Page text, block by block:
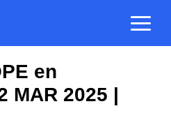
en
MAR 2025 |